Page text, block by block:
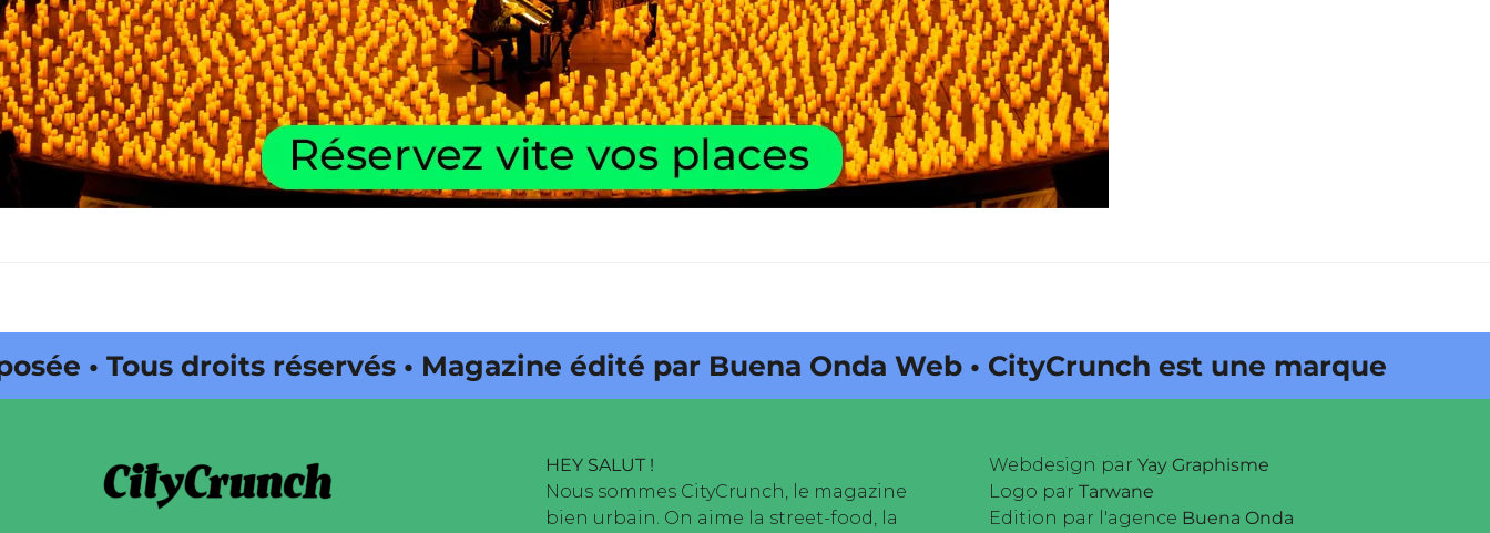
droits réservés • Magazine édité par Buena Onda Web • CityCrunch est une marque déposée •
HEY SALUT !
Nous sommes CityCrunch, le magazine
bien urbain. On aime la street-food, la
Webdesign par Yay Graphisme
Logo par Tarwane
Edition par l'agence Buena Onda